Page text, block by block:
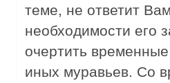
теме, не ответит
необходимости его
очертить
иных муравьев. Со